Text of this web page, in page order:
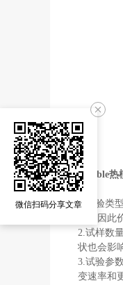
Gleeble热
1. 试验类
间，因此
2.试样数
状也会影
3.试验参数
变速率和
微信扫码分享文章